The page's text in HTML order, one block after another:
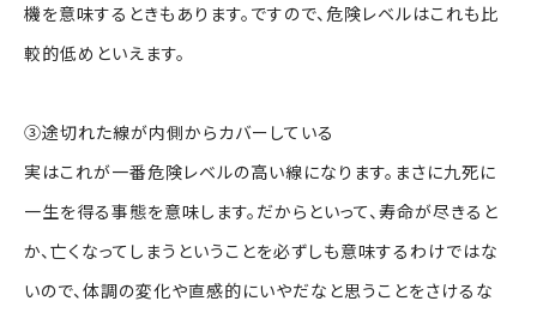
機を意味するときもあります。ですので、危険レベルはこれも比
較的低めといえます。
③途切れた線が内側からカバーしている
実はこれが一番危険レベルの高い線になります。まさに九死に
一生を得る事態を意味します。だからといって、寿命が尽きると
か、亡くなってしまうということを必ずしも意味するわけではな
いので、体調の変化や直感的にいやだなと思うことをさけるな